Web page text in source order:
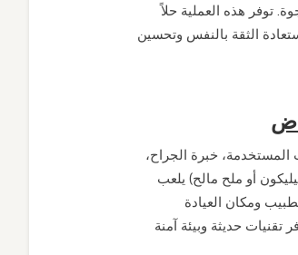
توفر هذه العملية حلاً
الثقة بالنفس وتحسين
المستخدمة، خبرة الجراح،
أو ملح مالح) يلعب
ومكان العيادة
تقنيات حديثة وبيئة آمنة